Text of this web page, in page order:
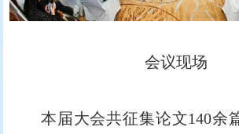
会议现场
本届大会共征集论文140余